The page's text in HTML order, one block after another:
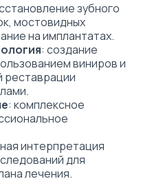
зубного
мостовидных
на имплантатах.
: создание
виниров и
реставрации
: комплексное
интерпретация
для
лечения.